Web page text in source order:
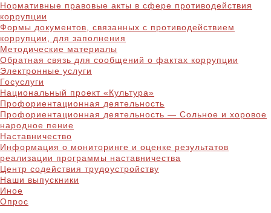
Нормативные правовые акты в сфере противодействия
коррупции
Формы документов, связанных с противодействием
коррупции, для заполнения
Методические материалы
Обратная связь для сообщений о фактах коррупции
Электронные услуги
Госуслуги
Национальный проект «Культура»
Профориентационная деятельность
Профориентационная деятельность — Сольное и хоровое
народное пение
Наставничество
Информация о мониторинге и оценке результатов
реализации программы наставничества
Центр содействия трудоустройству
Наши выпускники
Иное
Опрос